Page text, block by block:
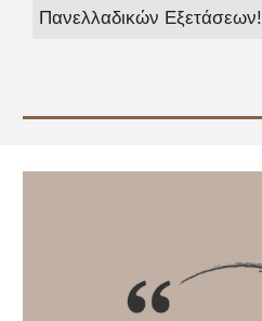
Πανελλαδικών Εξετάσεων!